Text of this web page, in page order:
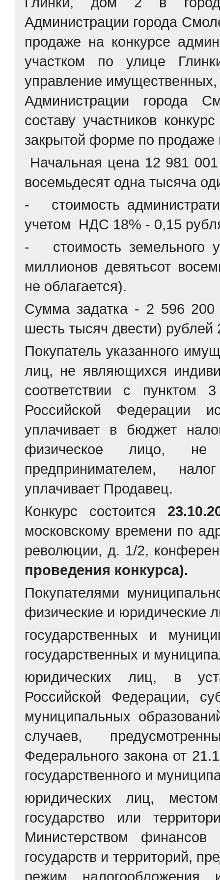
Администрации города
продаже на конкурсе
участком по улице
управление
Администрации города
составу участников
закрытой форме по продаже
Начальная цена 12 981
восемьдесят одна тысяча
- стоимость
учетом НДС 18% - 0,15
- стоимость земельного
миллионов девятьсот
не облагается).
Сумма задатка - 2 596 200
шесть тысяч двести) рублей
Покупатель указанного
лиц, не являющихся
соответствии с пунктом
Российской Федерации
уплачивает в бюджет
физическое лицо, не
предпринимателем,
уплачивает Продавец.
Конкурс состоится
московскому времени по
революции, д. 1/2,
проведения конкурса).
Покупателями
физические и юридические
государственных и
государственных и
юридических лиц, в
Российской Федерации,
муниципальных
случаев,
Федерального закона от
государственного и
юридических лиц,
государство или
Министерством финансов
государств и территорий,
режим